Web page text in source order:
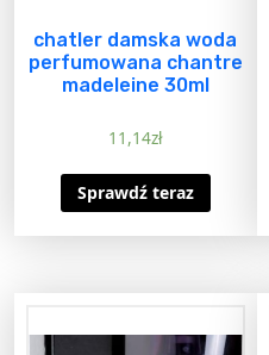
chatler damska woda
perfumowana chantre
madeleine 30ml
11,14zł
Sprawdź teraz